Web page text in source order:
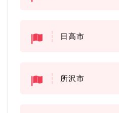
日高市
所沢市